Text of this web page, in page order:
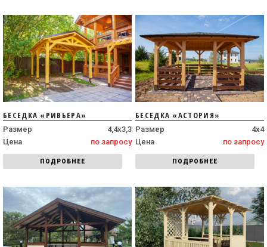
БЕСЕДКА «РИВЬЕРА»
Размер
4,4х3,3
Цена
по запросу
ПОДРОБНЕЕ
БЕСЕДКА «АСТОРИЯ»
Размер
4х4
Цена
по запросу
ПОДРОБНЕЕ